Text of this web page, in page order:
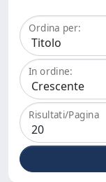
Ordina per:
In ordine:
Risultati/Pagina